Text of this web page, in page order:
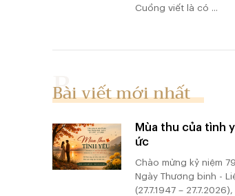
Cuồng viết là có ...
Bài viết mới nhất
Mùa thu của tình
ức
Chào mừng kỷ niệm
Ngày Thương binh -
(27.7.1947 –